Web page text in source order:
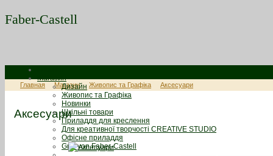
Faber-Castell
Магазин
Дизайн
Живопис та Графіка
Новинки
Шкільні товари
Приладдя для креслення
Для креативної творчості CREATIVE STUDIO
Офісне приладдя
Graf von Faber-Castell
Главная Магазин Живопис та Графіка Аксесуари
Аксесуари